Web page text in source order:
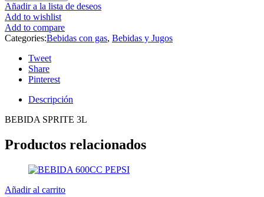
Añadir a la lista de deseos
Add to wishlist
Add to compare
Categories:Bebidas con gas, Bebidas y Jugos
Tweet
Share
Pinterest
Descripción
BEBIDA SPRITE 3L
Productos relacionados
Añadir al carrito